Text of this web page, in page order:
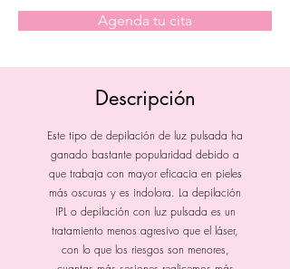
Agenda tu cita
Descripción
Este tipo de depilación de luz pulsada ha
ganado bastante popularidad debido a
que trabaja con mayor eficacia en pieles
más oscuras y es indolora. La depilación
IPL o depilación con luz pulsada es un
tratamiento menos agresivo que el láser,
con lo que los riesgos son menores,